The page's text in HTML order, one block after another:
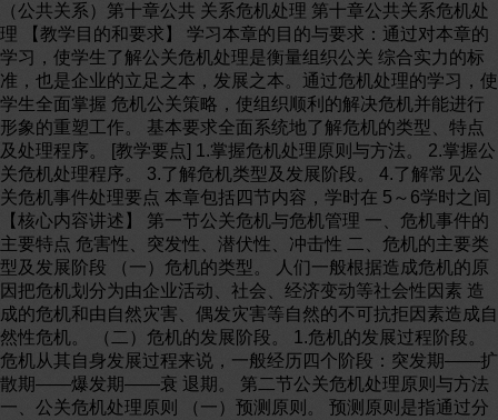
（公共关系）第十章公共 关系危机处理 第十章公共关系危机处
理 【教学目的和要求】 学习本章的目的与要求：通过对本章的
学习，使学生了解公关危机处理是衡量组织公关 综合实力的标
准，也是企业的立足之本，发展之本。通过危机处理的学习，使
学生全面掌握 危机公关策略，使组织顺利的解决危机并能进行
形象的重塑工作。 基本要求全面系统地了解危机的类型、特点
及处理程序。 [教学要点] 1.掌握危机处理原则与方法。 2.掌握公
关危机处理程序。 3.了解危机类型及发展阶段。 4.了解常见公
关危机事件处理要点 本章包括四节内容，学时在 5～6学时之间
【核心内容讲述】 第一节公关危机与危机管理 一、危机事件的
主要特点 危害性、突发性、潜伏性、冲击性 二、危机的主要类
型及发展阶段 （一）危机的类型。 人们一般根据造成危机的原
因把危机划分为由企业活动、社会、经济变动等社会性因素 造
成的危机和由自然灾害、偶发灾害等自然的不可抗拒因素造成自
然性危机。 （二）危机的发展阶段。 1.危机的发展过程阶段。
危机从其自身发展过程来说，一般经历四个阶段：突发期――扩
散期――爆发期――衰 退期。 第二节公关危机处理原则与方法
一、公关危机处理原则 （一）预测原则。 预测原则是指通过分